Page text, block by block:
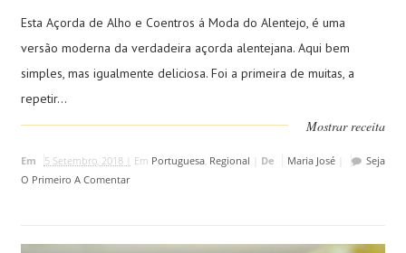
Esta Açorda de Alho e Coentros á Moda do Alentejo, é uma
versão moderna da verdadeira açorda alentejana. Aqui bem
simples, mas igualmente deliciosa. Foi a primeira de muitas, a
repetir...
Mostrar receita
Em 5 Setembro, 2018 | Em Portuguesa, Regional De Maria José|
Seja
O Primeiro A Comentar